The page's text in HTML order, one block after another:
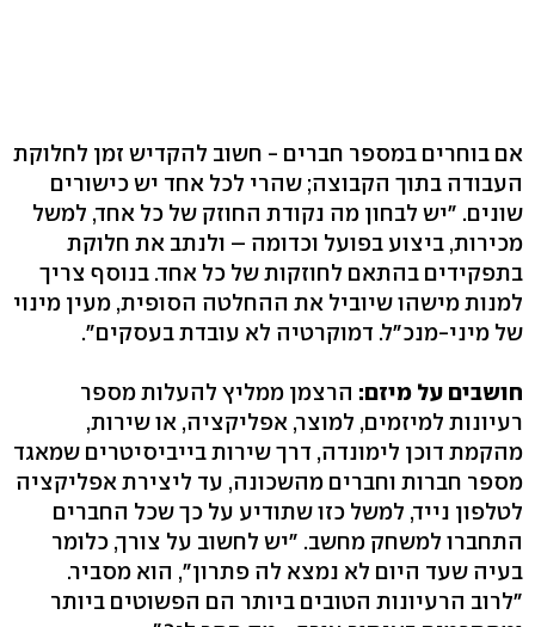
אם בוחרים במספר חברים - חשוב להקדיש זמן לחלוקת
העבודה בתוך הקבוצה; שהרי לכל אחד יש כישורים
שונים. "יש לבחון מה נקודת החוזק של כל אחד, למשל
מכירות, ביצוע בפועל וכדומה – ולנתב את חלוקת
בתפקידים בהתאם לחוזקות של כל אחד. בנוסף צריך
למנות מישהו שיוביל את ההחלטה הסופית, מעין מינוי
של מיני-מנכ"ל. דמוקרטיה לא עובדת בעסקים".
חושבים על מיזם: הרצמן ממליץ להעלות מספר
רעיונות למיזמים, למוצר, אפליקציה, או שירות,
מהקמת דוכן לימונדה, דרך שירות בייביסיטרים שמאגד
מספר חברות וחברים מהשכונה, עד ליצירת אפליקציה
לטלפון נייד, למשל כזו שתודיע על כך שכל החברים
התחברו למשחק מחשב. "יש לחשוב על צורך, כלומר
בעיה שעד היום לא נמצא לה פתרון", הוא מסביר.
"לרוב הרעיונות הטובים ביותר הם הפשוטים ביותר